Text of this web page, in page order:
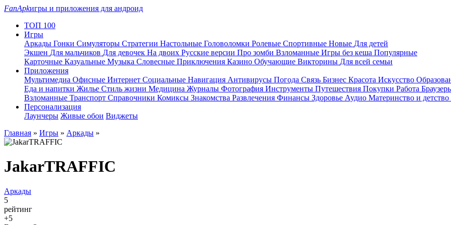
FanApkигры и приложения для андроид
ТОП 100
Игры
Аркады Гонки Симуляторы Стратегии Настольные Головоломки Ролевые Спортивные Новые Для детей
Экшен Для мальчиков Для девочек На двоих Русские версии Про зомби Взломанные Игры без кеша Популярные
Карточные Казуальные Музыка Словесные Приключения Казино Обучающие Викторины Для всей семьи
Приложения
Мультимедиа Офисные Интернет Социальные Навигация Антивирусы Погода Связь Бизнес Красота Искусство
Еда и напитки Жилье Стиль жизни Медицина Журналы Фотография Инструменты Путешествия Покупки Работа
Взломанные Транспорт Справочники Комиксы Знакомства Развлечения Финансы Здоровье Аудио Материнство и детство
Персонализация
Лаунчеры Живые обои Виджеты
Главная » Игры » Аркады »
JakarTRAFFIC
Аркады
5
рейтинг
+5